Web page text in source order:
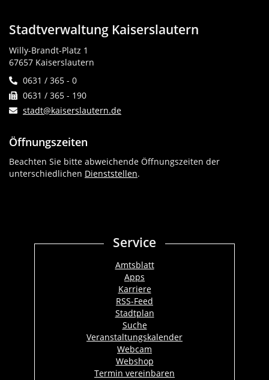
Stadtverwaltung Kaiserslautern
Willy-Brandt-Platz 1
67657 Kaiserslautern
0631 / 365 - 0
0631 / 365 - 190
stadt@kaiserslautern.de
Öffnungszeiten
Beachten Sie bitte abweichende Öffnungszeiten der
unterschiedlichen Dienststellen.
Service
Amtsblatt
Apps
Karriere
RSS-Feed
Stadtplan
Suche
Veranstaltungskalender
Webcam
Webshop
Termin vereinbaren